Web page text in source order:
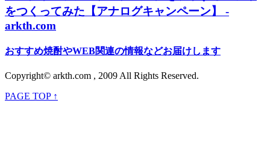
をつくってみた【アナログキャンペーン】 -
arkth.com
おすすめ焼酎やWEB関連の情報などお届けします
Copyright© arkth.com , 2009 All Rights Reserved.
PAGE TOP ↑